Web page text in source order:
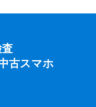
査
古スマホ